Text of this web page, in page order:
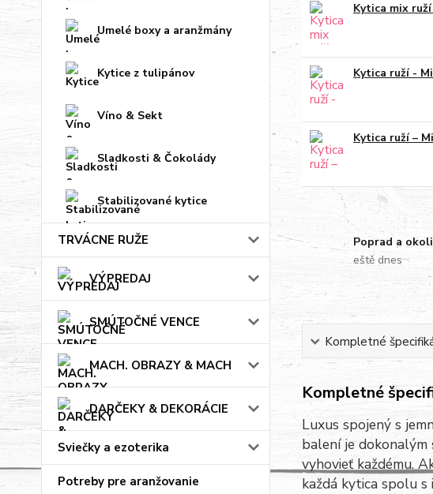
Umelé boxy a aranžmány
Kytice z tulipánov
Víno & Sekt
Sladkosti & Čokolády
Stabilizované kytice
TRVÁCNE RUŽE
VÝPREDAJ
SMÚTOČNÉ VENCE
MACH. OBRAZY & MACH
DARČEKY & DEKORÁCIE
Sviečky a ezoterika
Potreby pre aranžovanie
Kytica mix
Kytica ruží -
Kytica ruží –
Poprad a
eště dnes
Kompletné
Kompletné
Luxus spojený s
balení je dokonalým
vyhovieť každému.
každá kytica spolu s